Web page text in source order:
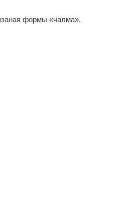
формы «чалма».